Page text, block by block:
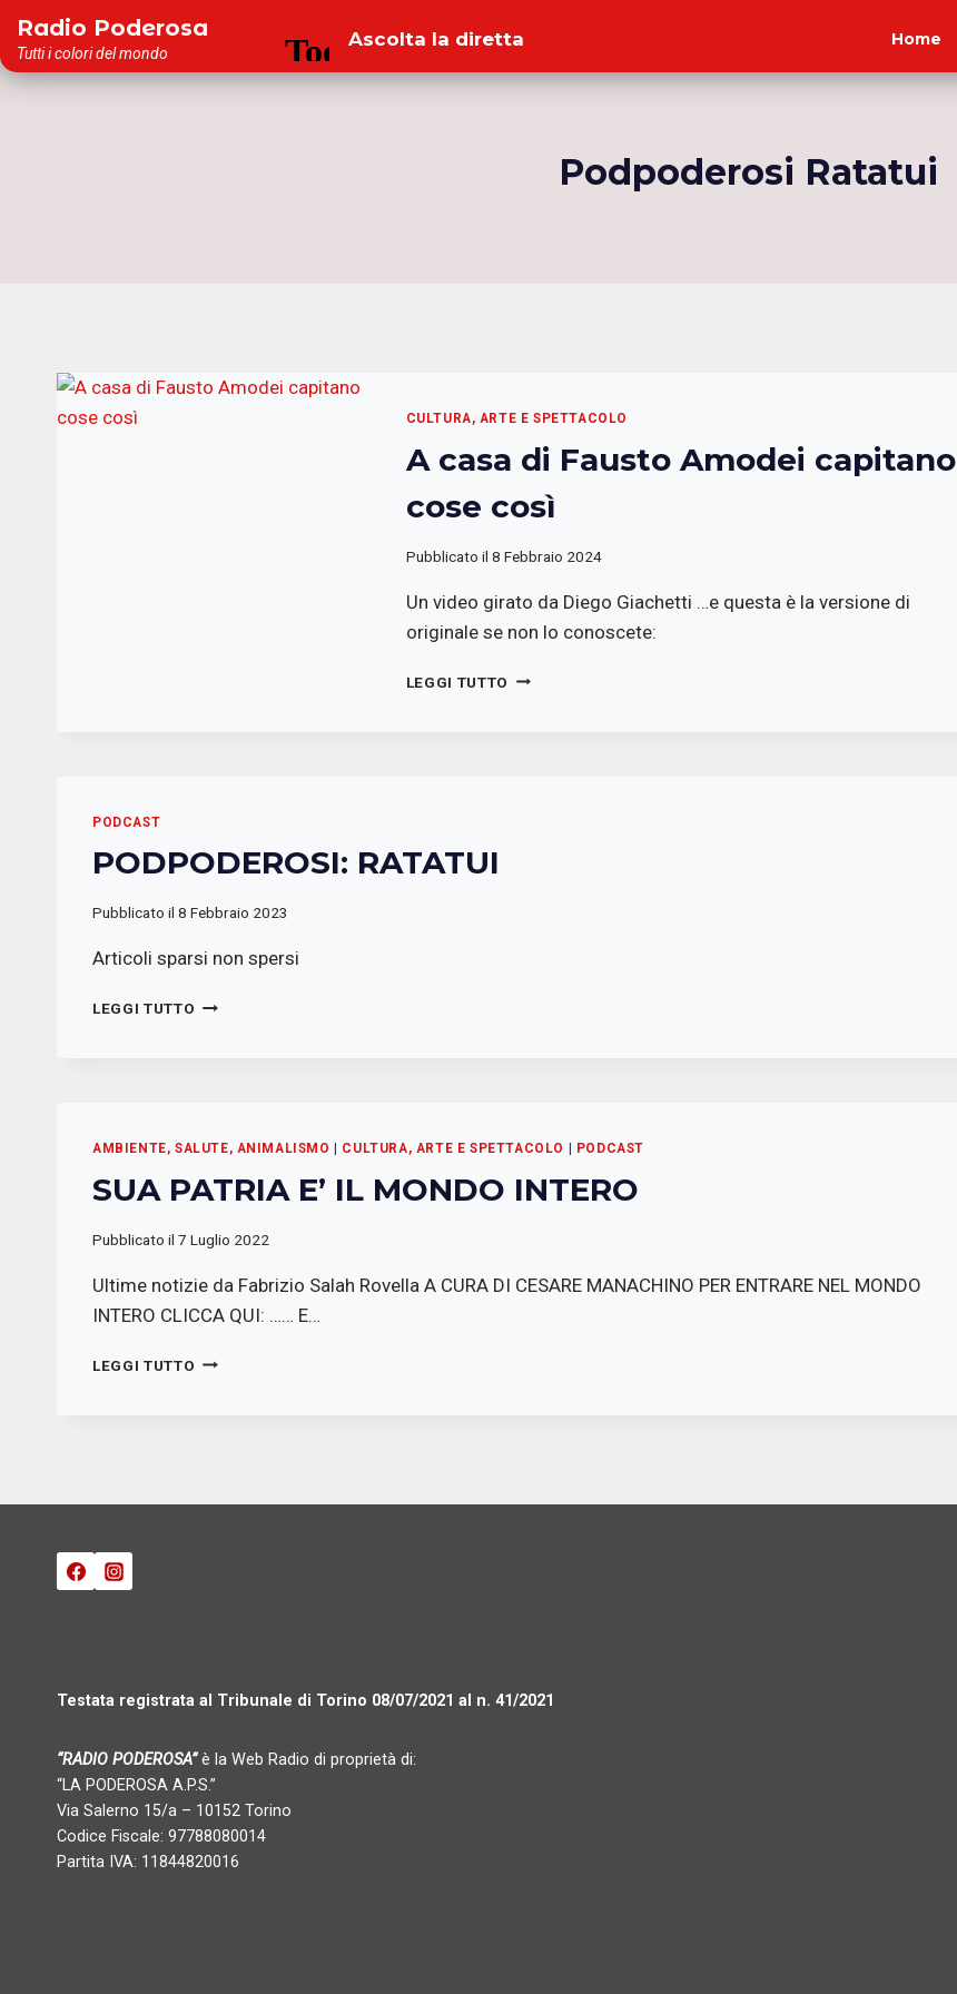
contenuto
Radio Poderosa
Tutti i colori del mondo
Ascolta la diretta Home
Podpoderosi Ratatui
CULTURA, ARTE E SPETTACOLO
A casa di Fausto Amodei capitano
cose così
Pubblicato il 8 Febbraio 2024
Un video girato da Diego Giachetti …e questa è la versione di
originale se non lo conoscete:
LEGGI TUTTO A
PODCAST
PODPODEROSI: RATATUI
Pubblicato il 8 Febbraio 2023
Articoli sparsi non spersi
LEGGI TUTTO PODPODEROSI:
AMBIENTE, SALUTE, ANIMALISMO CULTURA, ARTE E SPETTACOLO PODCAST
SUA PATRIA E’ IL MONDO INTERO
Pubblicato il 7 Luglio 2022
Ultime notizie da Fabrizio Salah Rovella A CURA DI CESARE MANACHINO PER ENTRARE NEL MONDO
INTERO CLICCA QUI: …… E…
LEGGI TUTTO SUA
Testata registrata al Tribunale di Torino 08/07/2021 al n. 41/2021
“RADIO PODEROSA”è la Web Radio di proprietà di:
“LA PODEROSA A.P.S.”
Via Salerno 15/a – 10152 Torino
Codice Fiscale: 97788080014
Partita IVA: 11844820016